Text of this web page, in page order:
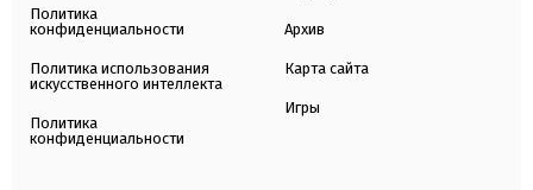
Политика
конфиденциальности
Политика использования
искусственного интеллекта
Политика
конфиденциальности
Архив
Карта сайта
Игры